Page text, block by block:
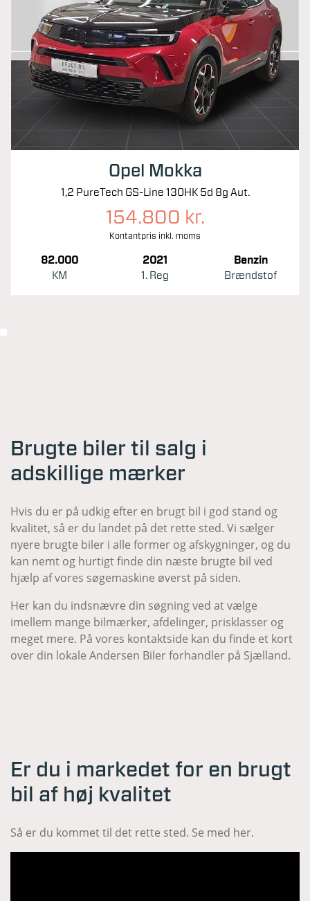
Opel Mokka
1,2 PureTech GS-Line 130HK 5d 8g Aut.
154.800 kr.
Kontantpris inkl. moms
82.000
KM
2021
1. Reg
Benzin
Brændstof
Brugte biler til salg i
adskillige mærker
Hvis du er på udkig efter en brugt bil i god stand og
kvalitet, så er du landet på det rette sted. Vi sælger
nyere brugte biler i alle former og afskygninger, og du
kan nemt og hurtigt finde din næste brugte bil ved
hjælp af vores søgemaskine øverst på siden.
Her kan du indsnævre din søgning ved at vælge
imellem mange bilmærker, afdelinger, prisklasser og
meget mere. På vores kontaktside kan du finde et kort
over din lokale Andersen Biler forhandler på Sjælland.
Er du i markedet for en brugt
bil af høj kvalitet
Så er du kommet til det rette sted. Se med her.